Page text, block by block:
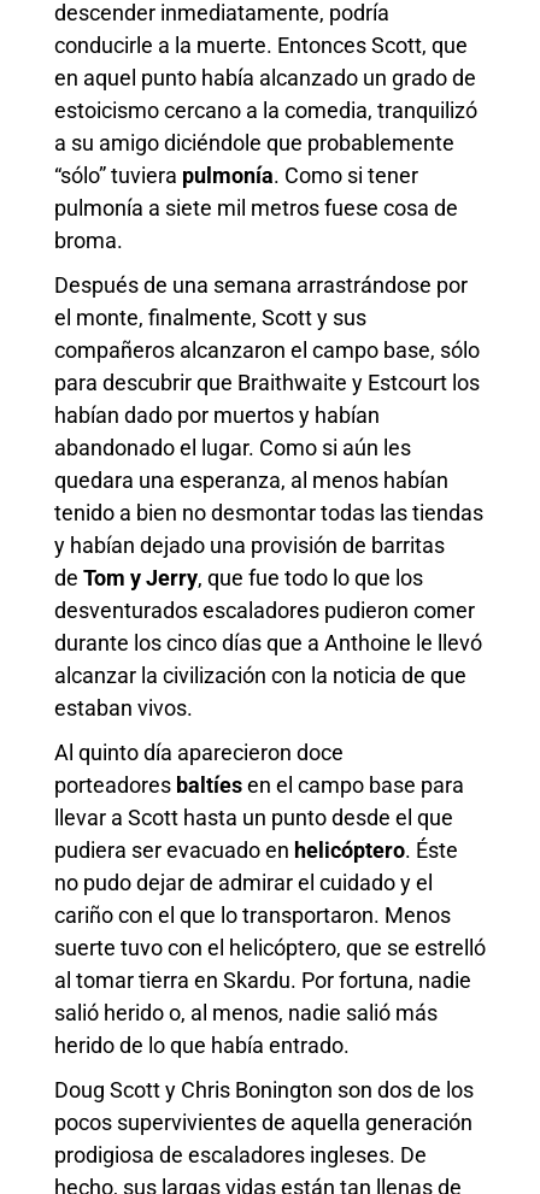
descender inmediatamente, podría
conducirle a la muerte. Entonces Scott, que
en aquel punto había alcanzado un grado de
estoicismo cercano a la comedia, tranquilizó
a su amigo diciéndole que probablemente
“sólo” tuviera pulmonía. Como si tener
pulmonía a siete mil metros fuese cosa de
broma.
Después de una semana arrastrándose por
el monte, finalmente, Scott y sus
compañeros alcanzaron el campo base, sólo
para descubrir que Braithwaite y Estcourt los
habían dado por muertos y habían
abandonado el lugar. Como si aún les
quedara una esperanza, al menos habían
tenido a bien no desmontar todas las tiendas
y habían dejado una provisión de barritas
de Tom y Jerry, que fue todo lo que los
desventurados escaladores pudieron comer
durante los cinco días que a Anthoine le llevó
alcanzar la civilización con la noticia de que
estaban vivos.
Al quinto día aparecieron doce
porteadores baltíesen el campo base para
llevar a Scott hasta un punto desde el que
pudiera ser evacuado en helicóptero. Éste
no pudo dejar de admirar el cuidado y el
cariño con el que lo transportaron. Menos
suerte tuvo con el helicóptero, que se estrelló
al tomar tierra en Skardu. Por fortuna, nadie
salió herido o, al menos, nadie salió más
herido de lo que había entrado.
Doug Scott y Chris Bonington son dos de los
pocos supervivientes de aquella generación
prodigiosa de escaladores ingleses. De
hecho, sus largas vidas están tan llenas de